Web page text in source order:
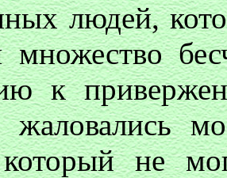
людей,
множество
к
жаловались
не